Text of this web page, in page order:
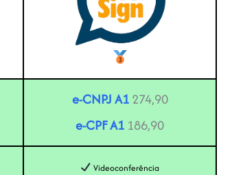
e-CNPJ A1274,90
e-CPF A1 186,90
Videoconferência